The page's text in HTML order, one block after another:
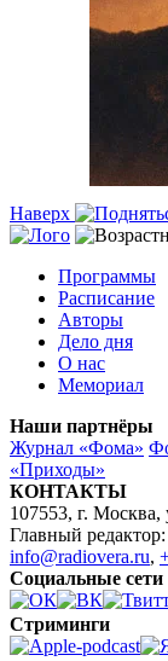
Наверх
Программы
Расписание
Авторы
Дело дня
О нас
Мемориал
Наши партнёры
Журнал «Фома»
«Приходы»
КОНТАКТЫ
107553, г. Москва,
Главный
info@radiovera.ru,
Социальные сети
Стриминги